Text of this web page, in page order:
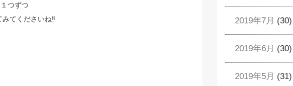
１つずつ
みてくださいね‼️
2019年7月 (30)
2019年6月 (30)
2019年5月 (31)